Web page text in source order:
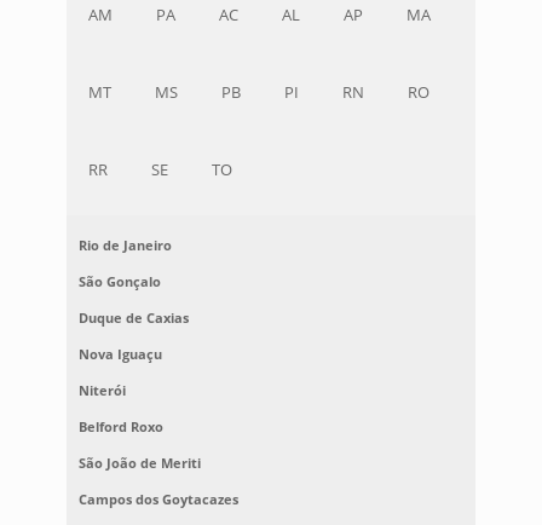
AM PA AC AL AP MA
MT MS PB PI RN RO
RR SE TO
Rio de Janeiro
São Gonçalo
Duque de Caxias
Nova Iguaçu
Niterói
Belford Roxo
São João de Meriti
Campos dos Goytacazes